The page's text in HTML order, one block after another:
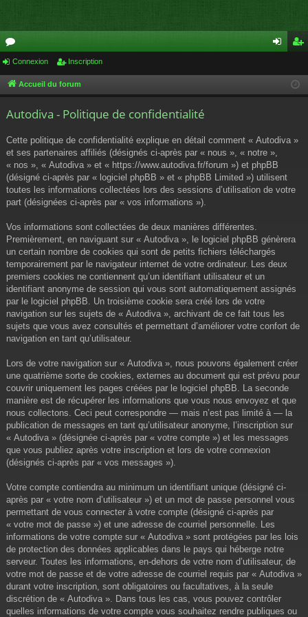
or
u cri
Connexion Inscription
Accueil du forum
Autodiva - Politique de confidentialité
Cette politique de confidentialité explique en détail comment « Autodiva »
et ses partenaires affiliés (désignés ci-après par « nous », « notre »,
« nos », « Autodiva » et « https://www.autodiva.fr/forum ») et phpBB
(désigné ci-après par « logiciel phpBB » et « phpBB Limited ») utilisent
toutes les informations collectées lors des sessions d’utilisation de votre
part (désignées ci-après par « vos informations »).
Vos informations sont collectées de deux manières différentes.
Premièrement, en naviguant sur « Autodiva », le logiciel phpBB génèrera
un certain nombre de cookies qui sont de petits fichiers téléchargés
temporairement par le navigateur internet de votre ordinateur. Les deux
premiers cookies ne contiennent qu’un identifiant utilisateur et un
identifiant anonyme de session qui vous sont automatiquement assignés
par le logiciel phpBB. Un troisième cookie sera créé lors de votre
navigation sur les sujets de « Autodiva », archivant de ce fait tous les
sujets que vous avez consultés et permettant d’améliorer votre confort de
navigation en tant qu’utilisateur.
Lors de votre navigation sur « Autodiva », nous pouvons également créer
une quatrième sorte de cookies, externes au document qui est prévu pour
couvrir uniquement les pages créées par le logiciel phpBB. La seconde
manière est de récupérer les informations que vous nous envoyez et que
nous collectons. Ceci peut correspondre — mais n’est pas limité à — la
publication de messages en tant qu’utilisateur anonyme, l’inscription sur
« Autodiva » (désignée ci-après par « votre compte ») et les messages
que vous publiez après votre inscription et lors de votre connexion
(désignés ci-après par « vos messages »).
Votre compte contiendra au minimum un identifiant unique (désigné ci-
après par « votre nom d’utilisateur ») et un mot de passe personnel vous
permettant de vous connecter à votre compte (désigné ci-après par
« votre mot de passe ») et une adresse de courriel personnelle. Les
informations de votre compte sur « Autodiva » sont protégées par les lois
de protection des données applicables dans le pays qui héberge notre
serveur. Toutes les informations, en-dehors de votre nom d’utilisateur, de
votre mot de passe et de votre adresse de courriel requis par « Autodiva »
durant votre inscription, sont obligatoires ou facultatives, à la seule
discrétion de « Autodiva ». Dans tous les cas, vous pouvez contrôler
quelles informations de votre compte vous souhaitez rendre publiques ou